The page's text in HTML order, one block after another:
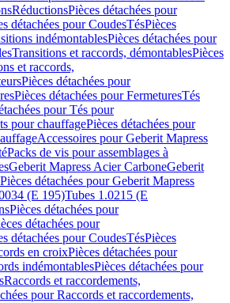
RéductionsPièces détachées pour
détachées pour CoudesTésPièces
indémontablesPièces détachées pour
Transitions et raccords, démontablesPièces
et raccords,
Pièces détachées pour
Pièces détachées pour FermeturesTés
pour Tés pour
pour chauffagePièces détachées pour
Accessoires pour Geberit Mapress
Packs de vis pour assemblages à
Geberit Mapress Acier CarboneGeberit
Pièces détachées pour Geberit Mapress
(E 195)Tubes 1.0215 (E
Pièces détachées pour
détachées pour
détachées pour CoudesTésPièces
en croixPièces détachées pour
indémontablesPièces détachées pour
Raccords et raccordements,
pour Raccords et raccordements,